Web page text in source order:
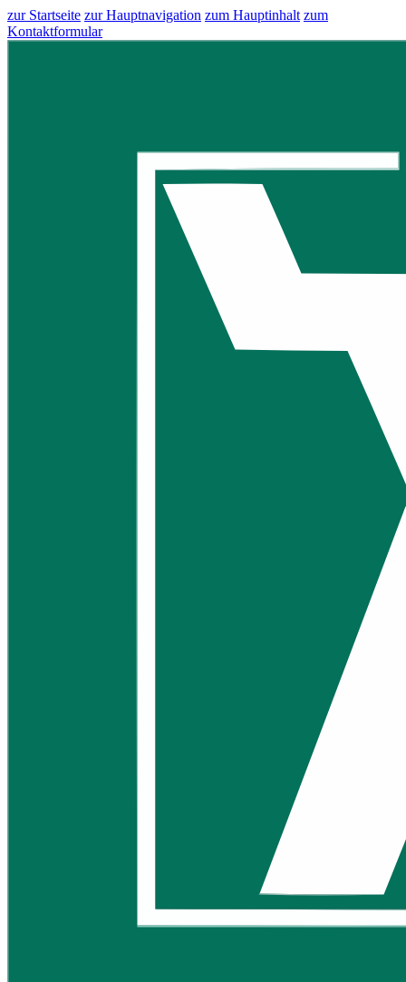
zur Startseite zur Hauptnavigation zum Hauptinhalt zum
Kontaktformular